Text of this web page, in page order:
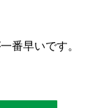
番早いです。